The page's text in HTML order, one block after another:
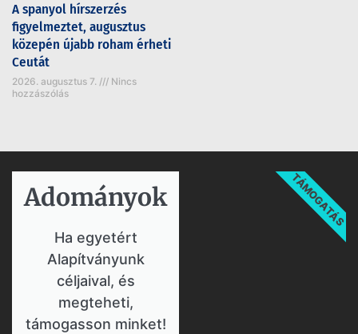
A spanyol hírszerzés
figyelmeztet, augusztus
közepén újabb roham érheti
Ceutát
2026. augusztus 7.
Nincs
hozzászólás
Adományok​
Ha egyetért
Alapítványunk
céljaival, és
megteheti,
támogasson minket!
TÁMOGATÁS